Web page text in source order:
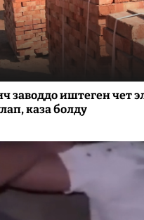
заводдо иштеген чет
каза болду